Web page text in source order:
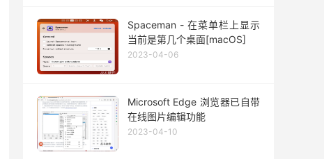
Spaceman - 在菜单栏上显示
当前是第几个桌面[macOS]
2023-04-06
Microsoft Edge 浏览器已自带
在线图片编辑功能
2023-04-10